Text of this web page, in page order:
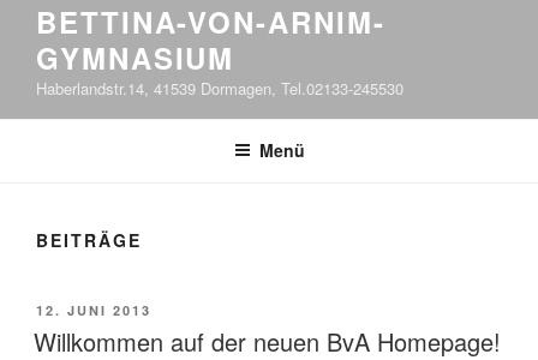
BETTINA-VON-ARNIM-
GYMNASIUM
Haberlandstr.14, 41539 Dormagen, Tel.02133-245530
Menü
BEITRÄGE
VERÖFFENTLICHT
AM
12. JUNI 2013
Willkommen auf der neuen BvA Homepage!